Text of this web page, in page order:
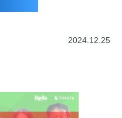
2024.12.25